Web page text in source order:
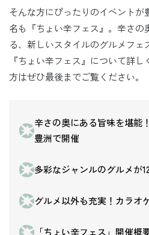
そんな方にぴったりのイベントが
名も『ちょい辛フェス』。辛さの
る、新しいスタイルのグルメフェ
『ちょい辛フェス』について詳
方はぜひ最後までご覧ください。
辛さの奥にある旨味を堪能
豊洲で開催
多彩なジャンルのグルメが
グルメ以外も充実！カラオ
「ちょい辛フェス」開催概